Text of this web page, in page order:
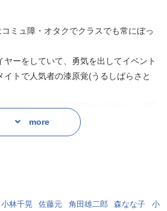
ミュ障・オタクでクラスでも常にぼっ
ヤーをしていて、勇気を出してイベント
イトで人気者の漆原覚(うるしばらさと
味がバレてしまい絶望する日並に、漆原
並をトイレに連行し…!?
BL!
more
小林千晃 佐藤元 角田雄二郎 森なな子
小